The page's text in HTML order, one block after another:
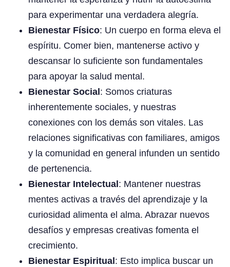
para experimentar una verdadera alegría.
Bienestar Físico: Un cuerpo en forma eleva el
espíritu. Comer bien, mantenerse activo y
descansar lo suficiente son fundamentales
para apoyar la salud mental.
Bienestar Social : Somos criaturas
inherentemente sociales, y nuestras
conexiones con los demás son vitales. Las
relaciones significativas con familiares, amigos
y la comunidad en general infunden un sentido
de pertenencia.
Bienestar Intelectual : Mantener nuestras
mentes activas a través del aprendizaje y la
curiosidad alimenta el alma. Abrazar nuevos
desafíos y empresas creativas fomenta el
crecimiento.
Bienestar Espiritual : Esto implica buscar un